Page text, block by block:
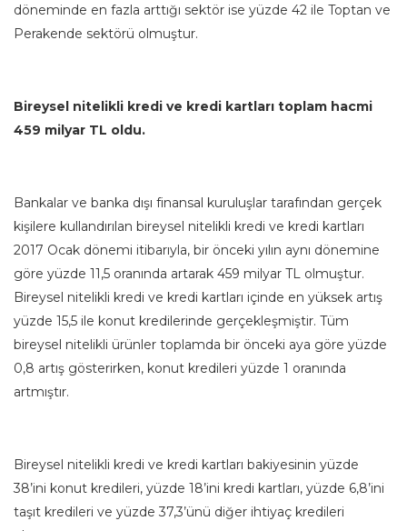
döneminde en fazla arttığı sektör ise yüzde 42 ile Toptan ve
Perakende sektörü olmuştur.
Bireysel nitelikli kredi ve kredi kartları toplam hacmi
459 milyar TL oldu.
Bankalar ve banka dışı finansal kuruluşlar tarafından gerçek
kişilere kullandırılan bireysel nitelikli kredi ve kredi kartları
2017 Ocak dönemi itibarıyla, bir önceki yılın aynı dönemine
göre yüzde 11,5 oranında artarak 459 milyar TL olmuştur.
Bireysel nitelikli kredi ve kredi kartları içinde en yüksek artış
yüzde 15,5 ile konut kredilerinde gerçekleşmiştir. Tüm
bireysel nitelikli ürünler toplamda bir önceki aya göre yüzde
0,8 artış gösterirken, konut kredileri yüzde 1 oranında
artmıştır.
Bireysel nitelikli kredi ve kredi kartları bakiyesinin yüzde
38’ini konut kredileri, yüzde 18’ini kredi kartları, yüzde 6,8’ini
taşıt kredileri ve yüzde 37,3’ünü diğer ihtiyaç kredileri